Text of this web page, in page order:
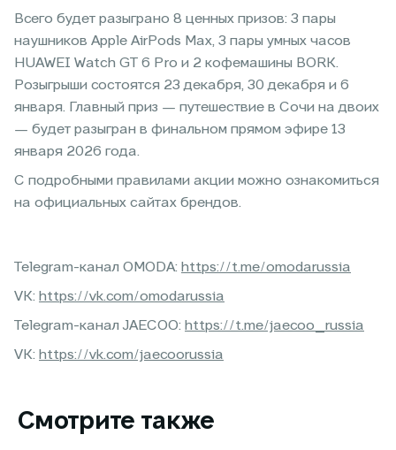
Всего будет разыграно 8 ценных призов: 3 пары
наушников Apple AirPods Max, 3 пары умных часов
HUAWEI Watch GT 6 Pro и 2 кофемашины BORK.
Розыгрыши состоятся 23 декабря, 30 декабря и 6
января. Главный приз — путешествие в Сочи на двоих
— будет разыгран в финальном прямом эфире 13
января 2026 года.
С подробными правилами акции можно ознакомиться
на официальных сайтах брендов.
Telegram-канал OMODA: https://t.me/omodarussia
VK: https://vk.com/omodarussia
Telegram-канал JAECOO: https://t.me/jaecoo_russia
VK: https://vk.com/jaecoorussia
Смотрите также